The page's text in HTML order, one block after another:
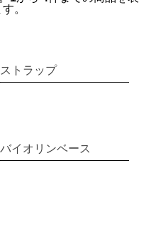
。
ストラップ
バイオリンベース